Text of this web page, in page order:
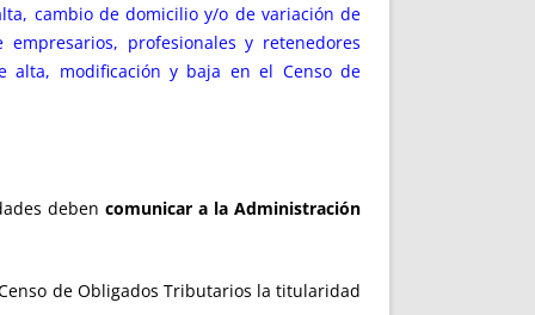
cambio de domicilio y/o de variación de
profesionales y retenedores
alta, modificación y baja en el Censo de
deben comunicar a la Administración
de Obligados Tributarios la titularidad